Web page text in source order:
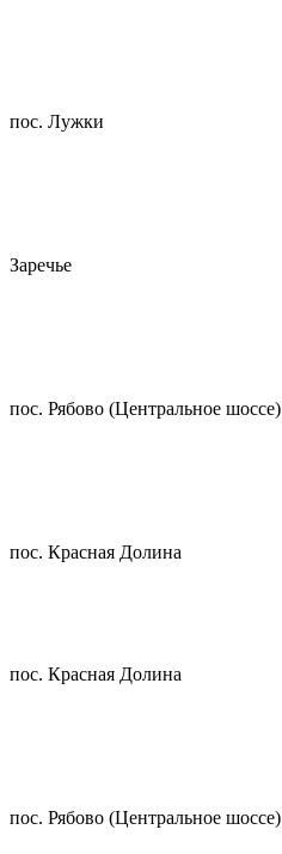
пос. Лужки
Заречье
пос. Рябово (Центральное шоссе)
пос. Красная Долина
пос. Красная Долина
пос. Рябово (Центральное шоссе)